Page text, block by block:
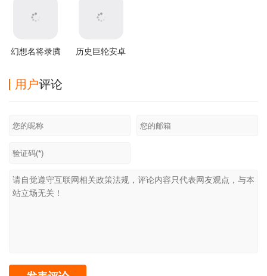
幻想名将录腾
历史巨轮安卓
用户评论